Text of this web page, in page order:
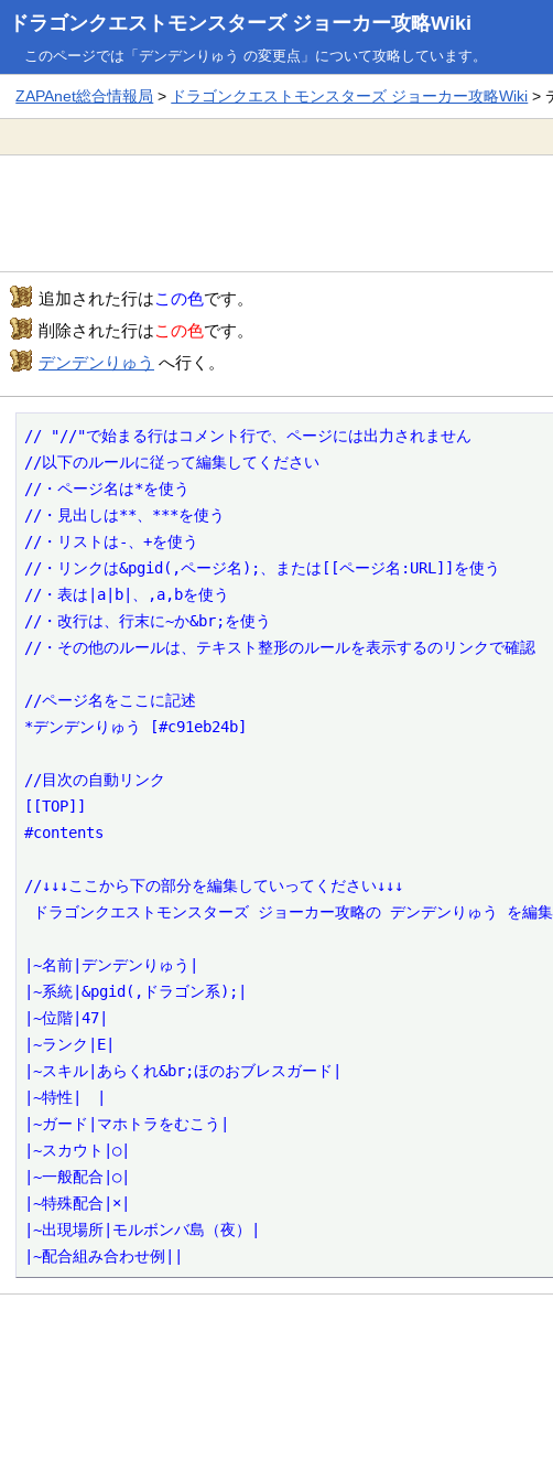
ドラゴンクエストモンスターズ ジョーカー攻略Wiki
このページでは「デンデンりゅう の変更点」について攻略しています。
ZAPAnet総合情報局 > ドラゴンクエストモンスターズ ジョーカー攻略Wiki >
追加された行はこの色です。
削除された行はこの色です。
デンデンりゅう へ行く。
// "//"で始まる行はコメント行で、ページには出力されません
//以下のルールに従って編集してください
//・ページ名は*を使う
//・見出しは**、***を使う
//・リストは-、+を使う
//・リンクは&pgid(,ページ名);、または[[ページ名:URL]]を使う
//・表は|a|b|、,a,bを使う
//・改行は、行末に~か&br;を使う
//・その他のルールは、テキスト整形のルールを表示するのリンクで確認
//ページ名をここに記述
*デンデンりゅう [#c91eb24b]
//目次の自動リンク
[[TOP]]
#contents
//↓↓↓ここから下の部分を編集していってください↓↓↓
|~名前|デンデンりゅう|
|~系統|&pgid(,ドラゴン系);|
|~位階|47|
|~ランク|E|
|~スキル|あらくれ&br;ほのおブレスガード|
|~特性|　|
|~ガード|マホトラをむこう|
|~スカウト|○|
|~一般配合|○|
|~特殊配合|×|
|~出現場所|モルボンバ島（夜）|
|~配合組み合わせ例||